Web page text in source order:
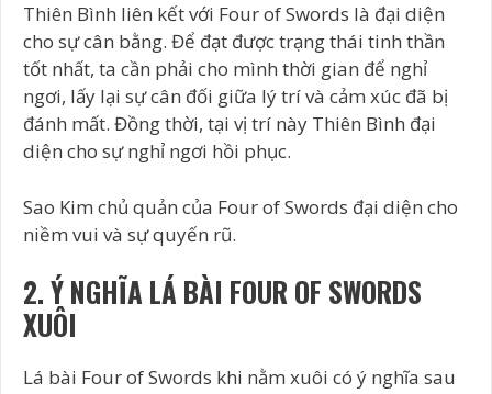
Thiên Bình liên kết với Four of Swords là đại diện
cho sự cân bằng. Để đạt được trạng thái tinh thần
tốt nhất, ta cần phải cho mình thời gian để nghỉ
ngơi, lấy lại sự cân đối giữa lý trí và cảm xúc đã bị
đánh mất. Đồng thời, tại vị trí này Thiên Bình đại
diện cho sự nghỉ ngơi hồi phục.
Sao Kim chủ quản của Four of Swords đại diện cho
niềm vui và sự quyến rũ.
2. Ý NGHĨA LÁ BÀI FOUR OF SWORDS
XUÔI
Lá bài Four of Swords khi nằm xuôi có ý nghĩa sau